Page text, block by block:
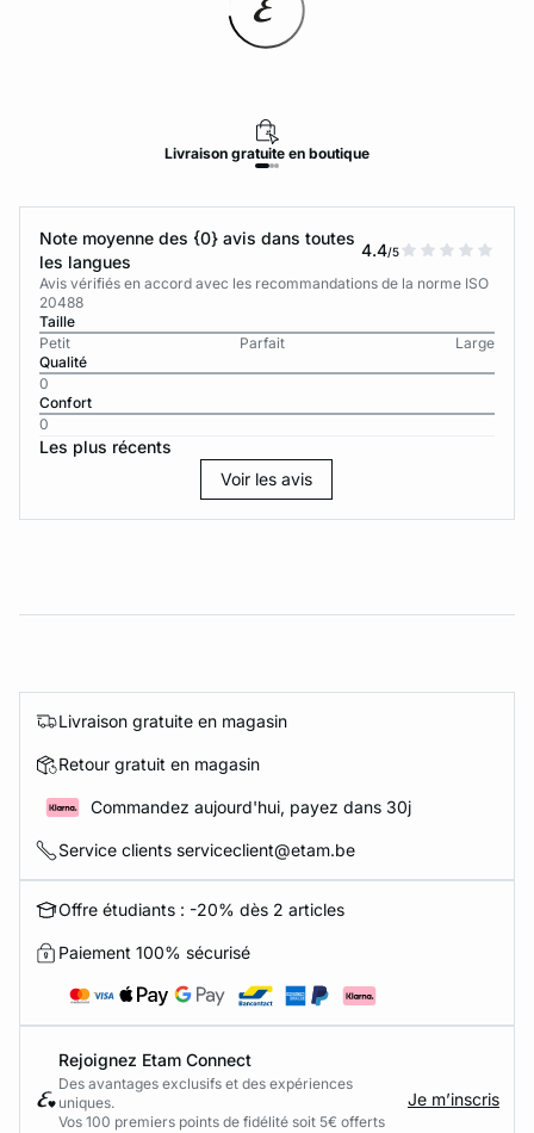
Livraison gratuite en boutique
Note moyenne des {0} avis dans toutes
les langues
4.4/5
Avis vérifiés en accord avec les recommandations de la norme ISO
20488
Taille
Petit
Parfait
Large
Qualité
0
Confort
0
Les plus récents
Voir les avis
Livraison gratuite en magasin
Retour gratuit en magasin
Commandez aujourd'hui, payez dans 30j
Service clients serviceclient@etam.be
Offre étudiants : -20% dès 2 articles
Paiement 100% sécurisé
Rejoignez Etam Connect
Des avantages exclusifs et des expériences
uniques.
Vos 100 premiers points de fidélité soit 5€ offerts
Je m’inscris